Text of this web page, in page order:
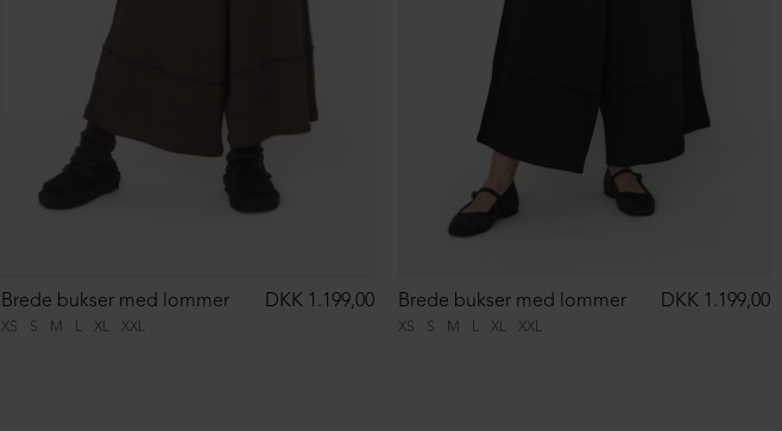
XS S M L XL XXL
Brede bukser med lommer DKK 1.199,00
XS S M L XL XXL
Brede bukser med lommer DKK 1.199,00